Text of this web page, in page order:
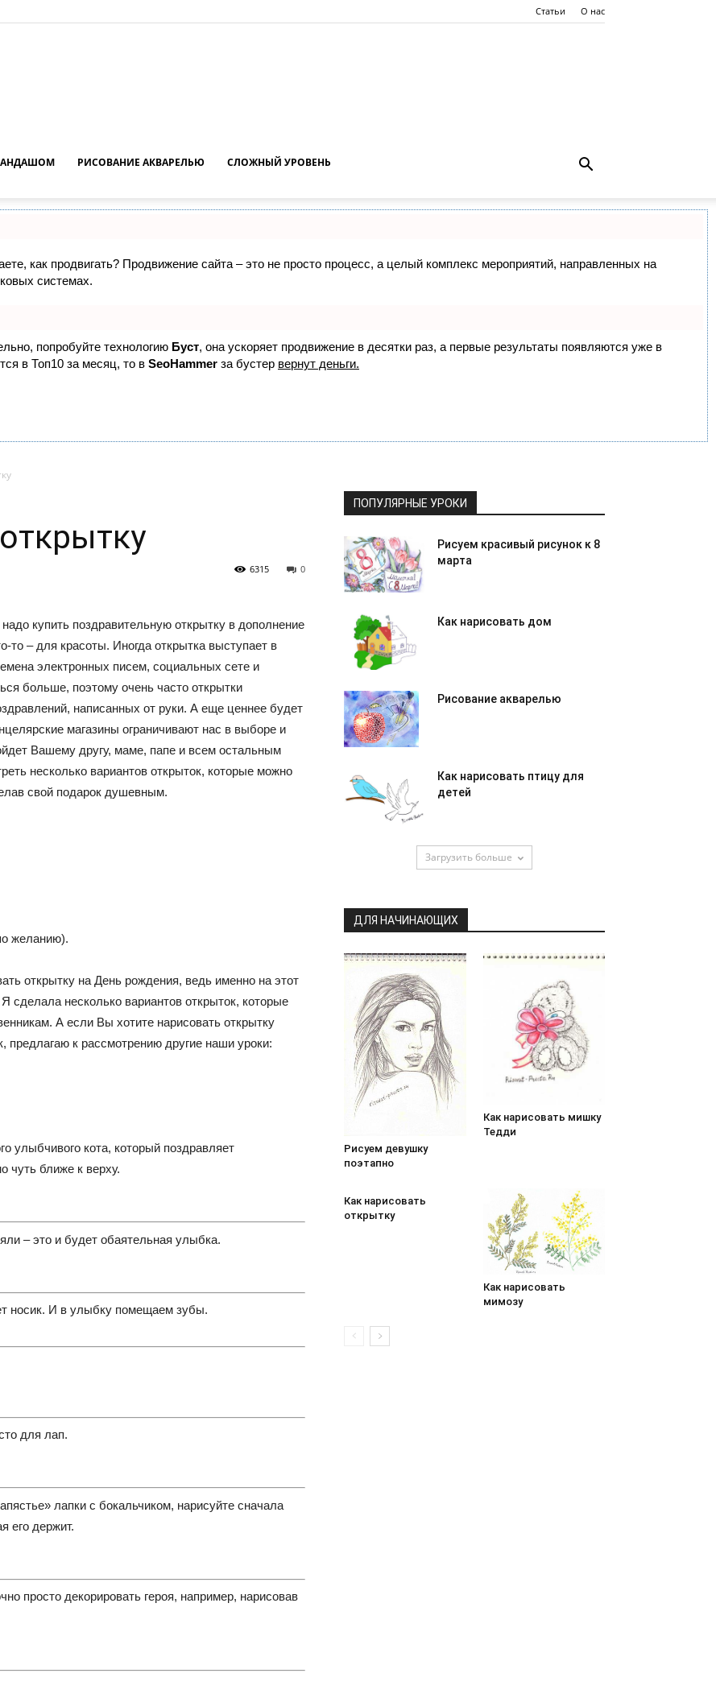
Статьи О нас
РИСОВАНИЕ АКВАРЕЛЬЮ СЛОЖНЫЙ УРОВЕНЬ
как продвигать? Продвижение сайта – это не просто процесс, а целый комплекс мероприятий, направленных на
системах.
попробуйте технологию Буст, она ускоряет продвижение в десятки раз, а первые результаты появляются уже в
в Топ10 за месяц, то в SeoHammer за бустер вернут деньги.
0
6315
купить поздравительную открытку в дополнение
то – для красоты. Иногда открытка выступает в
электронных писем, социальных сете и
больше, поэтому очень часто открытки
написанных от руки. А еще ценнее будет
магазины ограничивают нас в выборе и
Вашему другу, маме, папе и всем остальным
несколько вариантов открыток, которые можно
свой подарок душевным.
желанию).
открытку на День рождения, ведь именно на этот
сделала несколько вариантов открыток, которые
А если Вы хотите нарисовать открытку
предлагаю к рассмотрению другие наши уроки:
улыбчивого кота, который поздравляет
чуть ближе к верху.
– это и будет обаятельная улыбка.
носик. И в улыбку помещаем зубы.
для лап.
лапки с бокальчиком, нарисуйте сначала
его держит.
просто декорировать героя, например, нарисовав
ПОПУЛЯРНЫЕ УРОКИ
Рисуем красивый рисунок к 8
марта
Как нарисовать дом
Рисование акварелью
Как нарисовать птицу для
детей
Загрузить больше
ДЛЯ НАЧИНАЮЩИХ
Рисуем девушку
поэтапно
Как нарисовать мишку
Тедди
Как нарисовать
открытку
Как нарисовать
мимозу